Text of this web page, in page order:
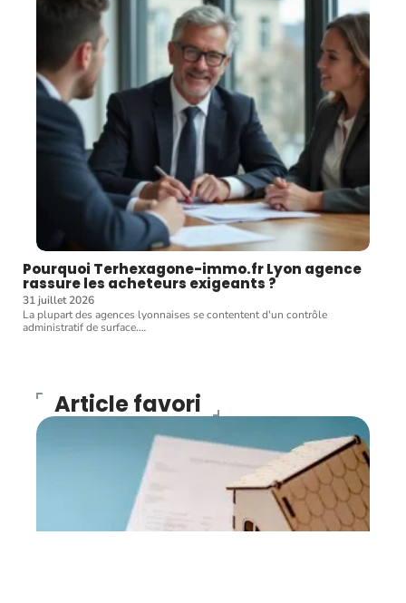
Pourquoi Terhexagone-immo.fr Lyon agence
rassure les acheteurs exigeants ?
31 juillet 2026
La plupart des agences lyonnaises se contentent d'un contrôle
administratif de surface.…
Article favori